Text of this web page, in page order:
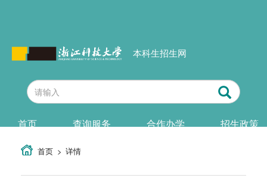
本科生招生网
首页 查询服务 合作办学 招生政策
首页 详情